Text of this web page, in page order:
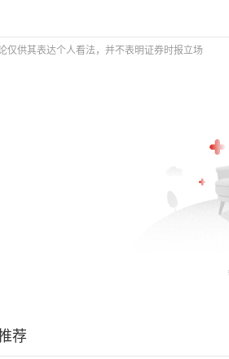
仅供其表达个人看法，并不表明证券时报立场
荐